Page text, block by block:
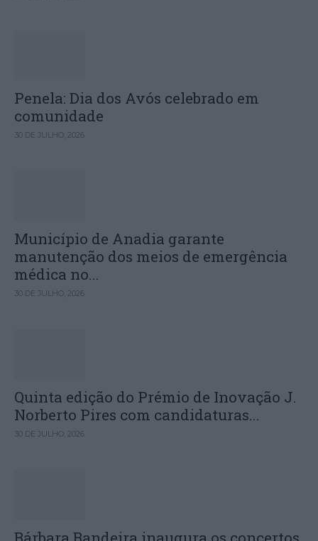
Penela: Dia dos Avós celebrado em
comunidade
30 DE JULHO, 2026
Município de Anadia garante
manutenção dos meios de emergência
médica no...
30 DE JULHO, 2026
Quinta edição do Prémio de Inovação J.
Norberto Pires com candidaturas...
30 DE JULHO, 2026